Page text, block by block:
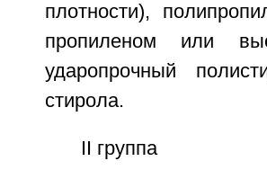
плотности),
пропиленом или
ударопрочный
стирола.
II группа